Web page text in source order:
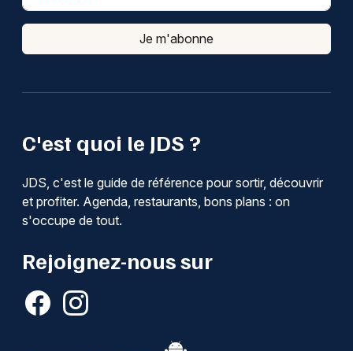
C'est quoi le JDS ?
JDS, c'est le guide de référence pour sortir, découvrir
et profiter. Agenda, restaurants, bons plans : on
s'occupe de tout.
Rejoignez-nous sur
Je m'abonne